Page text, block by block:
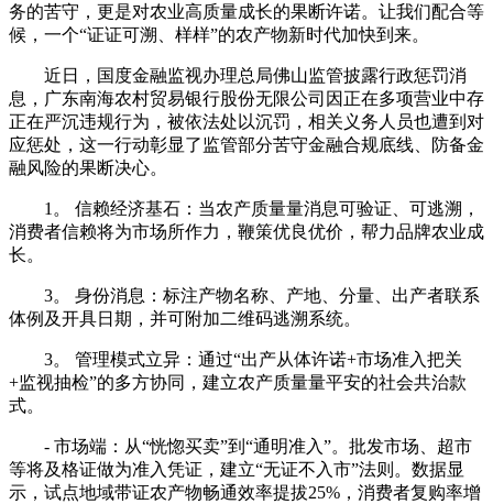
务的苦守，更是对农业高质量成长的果断许诺。让我们配合等
候，一个“证证可溯、样样”的农产物新时代加快到来。
近日，国度金融监视办理总局佛山监管披露行政惩罚消
息，广东南海农村贸易银行股份无限公司因正在多项营业中存
正在严沉违规行为，被依法处以沉罚，相关义务人员也遭到对
应惩处，这一行动彰显了监管部分苦守金融合规底线、防备金
融风险的果断决心。
1。 信赖经济基石：当农产质量量消息可验证、可逃溯，
消费者信赖将为市场所作力，鞭策优良优价，帮力品牌农业成
长。
3。 身份消息：标注产物名称、产地、分量、出产者联系
体例及开具日期，并可附加二维码逃溯系统。
3。 管理模式立异：通过“出产从体许诺+市场准入把关
+监视抽检”的多方协同，建立农产质量量平安的社会共治款
式。
- 市场端：从“恍惚买卖”到“通明准入”。批发市场、超市
等将及格证做为准入凭证，建立“无证不入市”法则。数据显
示，试点地域带证农产物畅通效率提拔25%，消费者复购率增